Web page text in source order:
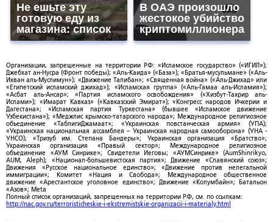
Не ешьте эту
готовую еду из
магазина: список
В ОАЭ произошло
жестокое убийство
криптомиллионера
Организации, запрещенные на территории РФ: «Исламское государство» («ИГИЛ»);
Джебхат ан-Нусра (Фронт победы); «Аль-Каида» («База»); «Братья-мусульмане» («Аль-
Ихван аль-Муслимун»); «Движение Талибан»; «Священная война» («Аль-Джихад» или
«Египетский исламский джихад»); «Исламская группа» («Аль-Гамаа аль-Исламия»);
«Асбат аль-Ансар»; «Партия исламского освобождения» («Хизбут-Тахрир аль-
Ислами»); «Имарат Кавказ» («Кавказский Эмират»); «Конгресс народов Ичкерии и
Дагестана»; «Исламская партия Туркестана» (бывшее «Исламское движение
Узбекистана»); «Меджлис крымско-татарского народа»; Международное религиозное
объединение «ТаблигиДжамаат»; «Украинская повстанческая армия» (УПА);
«Украинская национальная ассамблея – Украинская народная самооборона» (УНА -
УНСО); «Тризуб им. Степана Бандеры»; Украинская организация «Братство»;
Украинская организация «Правый сектор»; Международное религиозное
объединение «АУМ Синрике»; Свидетели Иеговы; «АУМСинрике» (AumShinrikyo,
AUM, Aleph); «Национал-большевистская партия»; Движение «Славянский союз»;
Движения «Русское национальное единство»; «Движение против нелегальной
иммиграции»; Комитет «Нация и Свобода»; Международное общественное
движение «Арестантское уголовное единство»; Движение «Колумбайн»; Батальон
«Азов»; Meta
Полный список организаций, запрещенных на территории РФ, см. по ссылкам:
http://nac.gov.ru/terroristicheskie-i-ekstremistskie-organizacii-i-materialy.html